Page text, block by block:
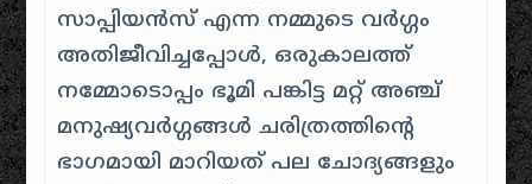
സാപ്പിയൻസ് എന്ന നമ്മുടെ വർഗ്ഗം
അതിജീവിച്ചപ്പോൾ, ഒരുകാലത്ത്
നമ്മോടൊപ്പം ഭൂമി പങ്കിട്ട മറ്റ് അഞ്ച്
മനുഷ്യവർഗ്ഗങ്ങൾ ചരിത്രത്തിൻ്റെ
ഭാഗമായി മാറിയത് പല ചോദ്യങ്ങളും